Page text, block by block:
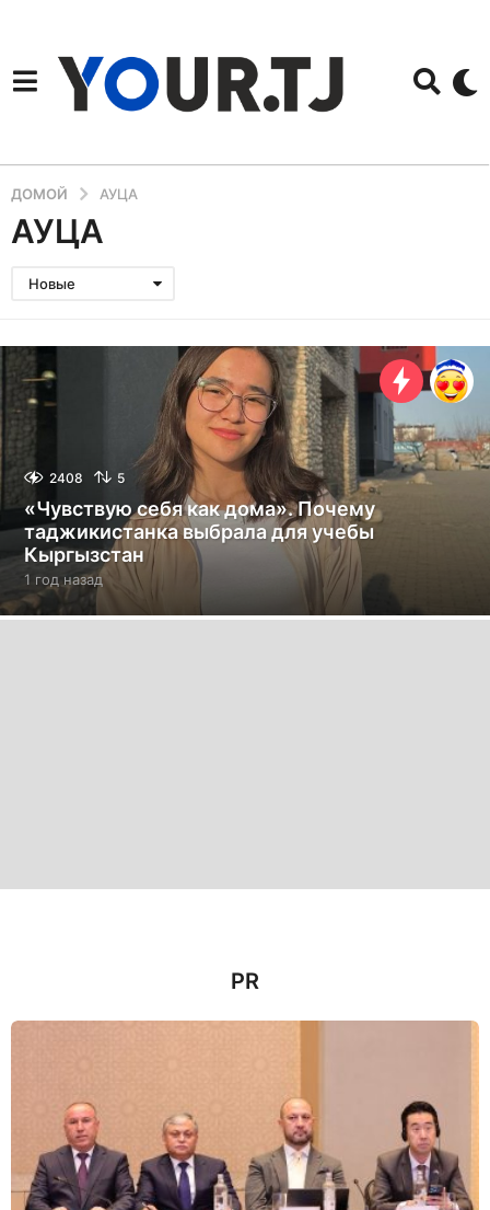
ДОМОЙ АУЦА
АУЦА
Новые
2408 5
«Чувствую себя как дома». Почему
таджикистанка выбрала для учебы
Кыргызстан
1 год назад1
о
PR